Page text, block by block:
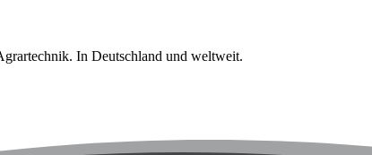
In Deutschland und weltweit.